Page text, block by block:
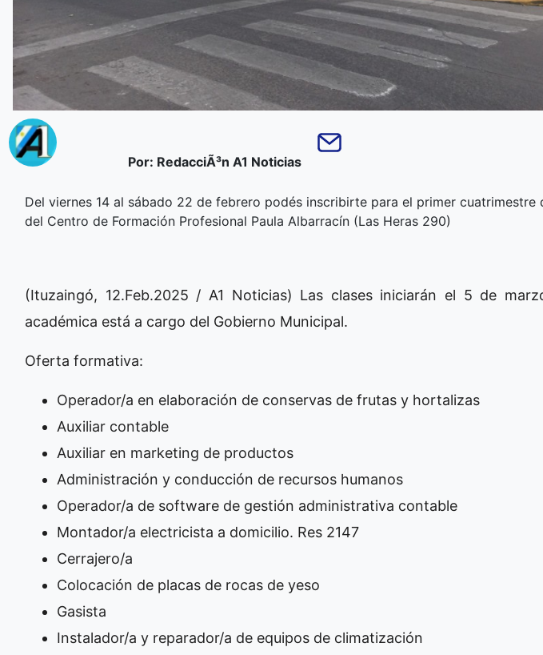
Por: RedacciÃ³n A1 Noticias
Del viernes 14 al sábado 22 de febrero podés inscribirte para el primer
del Centro de Formación Profesional Paula Albarracín (Las Heras 290)
(Ituzaingó, 12.Feb.2025 / A1 Noticias) Las clases iniciarán el 5 de
académica está a cargo del Gobierno Municipal.
Oferta formativa:
Operador/a en elaboración de conservas de frutas y hortalizas
Auxiliar contable
Auxiliar en marketing de productos
Administración y conducción de recursos humanos
Operador/a de software de gestión administrativa contable
Montador/a electricista a domicilio. Res 2147
Cerrajero/a
Colocación de placas de rocas de yeso
Gasista
Instalador/a y reparador/a de equipos de climatización